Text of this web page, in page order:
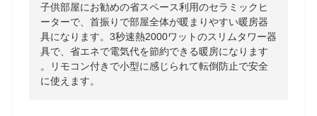
子供部屋にお勧めの省スペース利用のセラミックヒ
ーターで、首振りで部屋全体が暖まりやすい暖房器
具になります。3秒速熱2000ワットのスリムタワー器
具で、省エネで電気代を節約できる暖房になります
。リモコン付きで小型に感じられて転倒防止で安全
に使えます。